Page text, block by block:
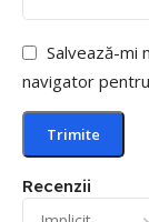
Recenzii
Salvează-mi
navigator